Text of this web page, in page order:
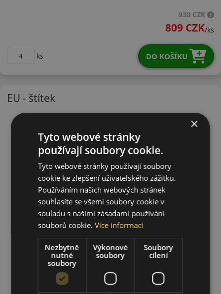
930 CZK
809 CZK/ks
ks DO KOŠÍKU
EU - štítek
×
Tyto webové stránky
používají soubory cookie.
Tyto webové stránky používají soubory
cookie ke zlepšení uživatelského zážitku.
Používáním našich webových stránek
souhlasíte se všemi soubory cookie v
souladu s našimi zásadami používání
souborů cookie.Více informací
Nezbytně
nutné
soubory
Výkonové
soubory
Soubory
cílení